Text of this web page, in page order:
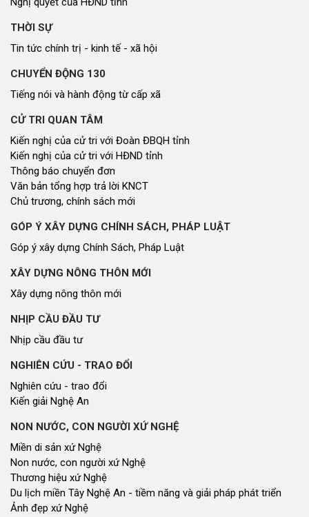
THỜI SỰ
Tin tức chính trị - kinh tế - xã hội
CHUYỂN ĐỘNG 130
Tiếng nói và hành động từ cấp xã
CỬ TRI QUAN TÂM
Kiến nghị của cử tri với Đoàn ĐBQH tỉnh
Kiến nghị của cử tri với HĐND tỉnh
Thông báo chuyển đơn
Văn bản tổng hợp trả lời KNCT
Chủ trương, chính sách mới
GÓP Ý XÂY DỰNG CHÍNH SÁCH, PHÁP LUẬT
Góp ý xây dựng Chính Sách, Pháp Luật
XÂY DỰNG NÔNG THÔN MỚI
Xây dựng nông thôn mới
NHỊP CẦU ĐẦU TƯ
Nhịp cầu đầu tư
NGHIÊN CỨU - TRAO ĐỔI
Nghiên cứu - trao đổi
Kiến giải Nghệ An
NON NƯỚC, CON NGƯỜI XỨ NGHỆ
Miền di sản xứ Nghệ
Non nước, con người xứ Nghệ
Thương hiệu xứ Nghệ
Du lịch miền Tây Nghệ An - tiềm năng và giải pháp phát triển
Ảnh đẹp xứ Nghệ